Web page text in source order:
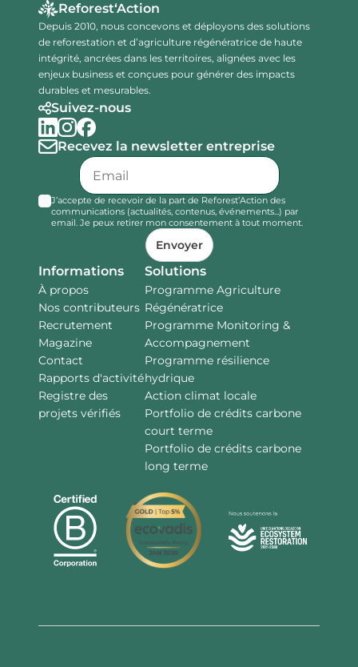
Reforest‘Action
Depuis 2010, nous concevons et déployons des solutions
de reforestation et d’agriculture régénératrice de haute
intégrité, ancrées dans les territoires, alignées avec les
enjeux business et conçues pour générer des impacts
durables et mesurables.
Suivez-nous
Recevez la newsletter entreprise
J’accepte de recevoir de la part de Reforest’Action des
communications (actualités, contenus, événements...) par
email. Je peux retirer mon consentement à tout moment.
Envoyer
Informations
À propos
Nos contributeurs
Recrutement
Magazine
Contact
Rapports d'activité
Registre des
projets vérifiés
Solutions
Programme Agriculture
Régénératrice
Programme Monitoring &
Accompagnement
Programme résilience
hydrique
Action climat locale
Portfolio de crédits carbone
court terme
Portfolio de crédits carbone
long terme